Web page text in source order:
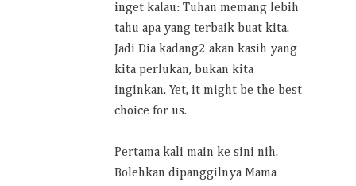
inget kalau: Tuhan memang lebih
tahu apa yang terbaik buat kita.
Jadi Dia kadang2 akan kasih yang
kita perlukan, bukan kita
inginkan. Yet, it might be the best
choice for us.
Pertama kali main ke sini nih.
Bolehkan dipanggilnya Mama